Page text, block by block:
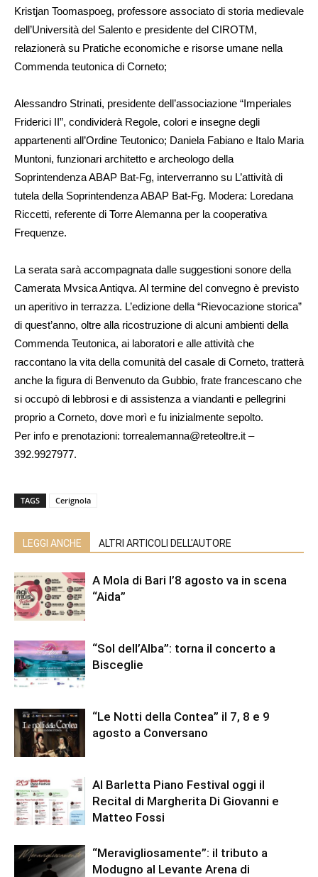
Kristjan Toomaspoeg, professore associato di storia medievale
dell’Università del Salento e presidente del CIROTM,
relazionerà su Pratiche economiche e risorse umane nella
Commenda teutonica di Corneto;
Alessandro Strinati, presidente dell’associazione “Imperiales
Friderici II”, condividerà Regole, colori e insegne degli
appartenenti all’Ordine Teutonico; Daniela Fabiano e Italo Maria
Muntoni, funzionari architetto e archeologo della
Soprintendenza ABAP Bat-Fg, interverranno su L’attività di
tutela della Soprintendenza ABAP Bat-Fg. Modera: Loredana
Riccetti, referente di Torre Alemanna per la cooperativa
Frequenze.
La serata sarà accompagnata dalle suggestioni sonore della
Camerata Mvsica Antiqva. Al termine del convegno è previsto
un aperitivo in terrazza. L’edizione della “Rievocazione storica”
di quest’anno, oltre alla ricostruzione di alcuni ambienti della
Commenda Teutonica, ai laboratori e alle attività che
raccontano la vita della comunità del casale di Corneto, tratterà
anche la figura di Benvenuto da Gubbio, frate francescano che
si occupò di lebbrosi e di assistenza a viandanti e pellegrini
proprio a Corneto, dove morì e fu inizialmente sepolto.
Per info e prenotazioni: torrealemanna@reteoltre.it –
392.9927977.
TAGS Cerignola
LEGGI ANCHE ALTRI ARTICOLI DELL'AUTORE
A Mola di Bari l’8 agosto va in scena
“Aida”
“Sol dell’Alba”: torna il concerto a
Bisceglie
“Le Notti della Contea” il 7, 8 e 9
agosto a Conversano
Al Barletta Piano Festival oggi il
Recital di Margherita Di Giovanni e
Matteo Fossi
“Meravigliosamente”: il tributo a
Modugno al Levante Arena di